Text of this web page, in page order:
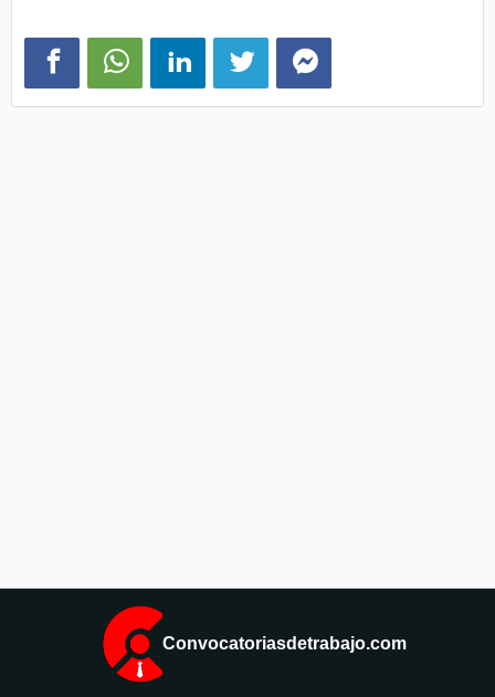
Convocatoriasdetrabajo.com